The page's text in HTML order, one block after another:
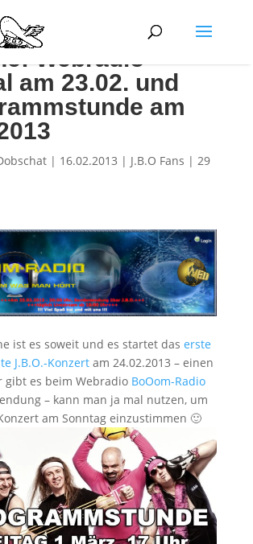
Webradio-
am 23.02. und
am
| 16.02.2013 | J.B.O Fans | 29
ist es soweit und es startet das erste
J.B.O.-Konzertam 24.02.2013 – einen
gibt es beim Webradio BoOom-Radio
– kann man ja mal nutzen, um
am Sonntag einzustimmen 🙂